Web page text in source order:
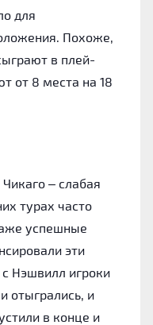
для
Похоже,
в плей-
от 8 места на 18
– слабая
турах часто
успешные
эти
Нэшвилл игроки
отыгрались, и
в конце и